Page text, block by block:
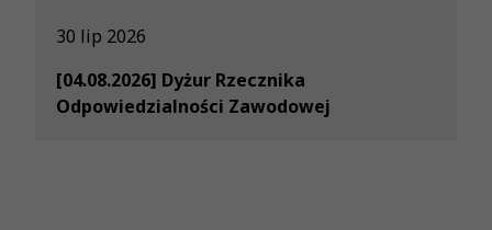
30 lip 2026
[04.08.2026] Dyżur Rzecznika
Odpowiedzialności Zawodowej